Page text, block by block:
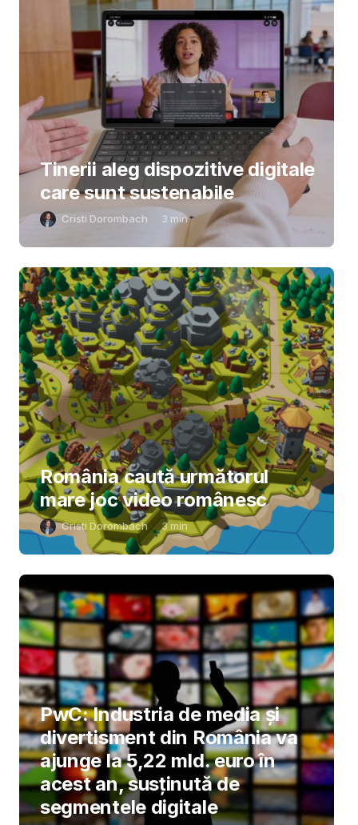
Tinerii aleg dispozitive digitale
care sunt sustenabile
Cristi Dorombach 3 min
România caută următorul
mare joc video românesc
Cristi Dorombach 3min
PwC: Industria de media și
divertisment din România va
ajunge la 5,22 mld. euro în
acest an, susținută de
segmentele digitale